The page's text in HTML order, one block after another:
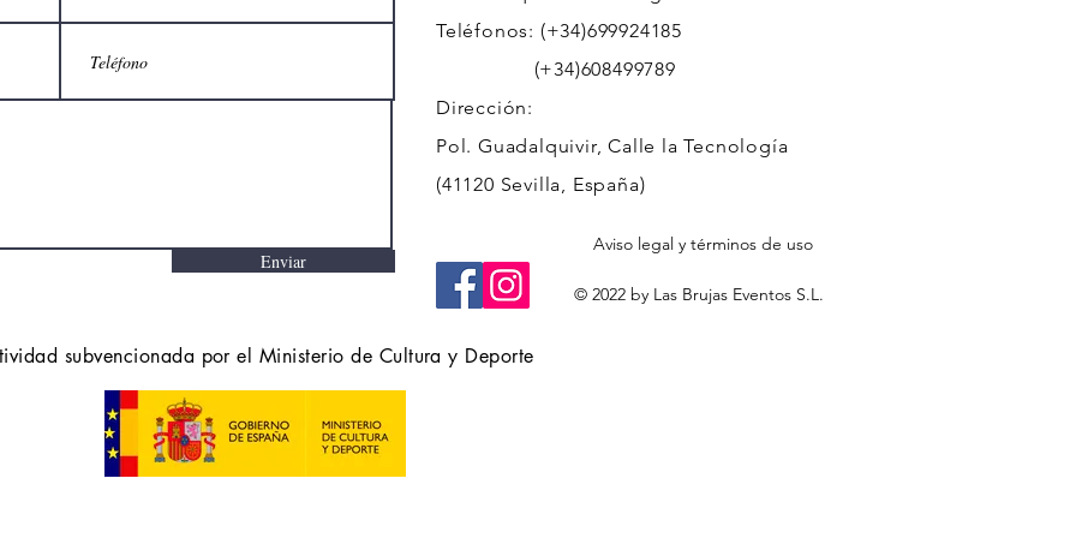
Enviar
Teléfonos: (+34)699924185
(+34)608499789
Dirección:
Pol. Guadalquivir, Calle la Tecnología
(41120 Sevilla, España)
Aviso legal y términos de uso
© 2022 by Las Brujas Eventos S.L.
subvencionada por el Ministerio de Cultura y Deporte